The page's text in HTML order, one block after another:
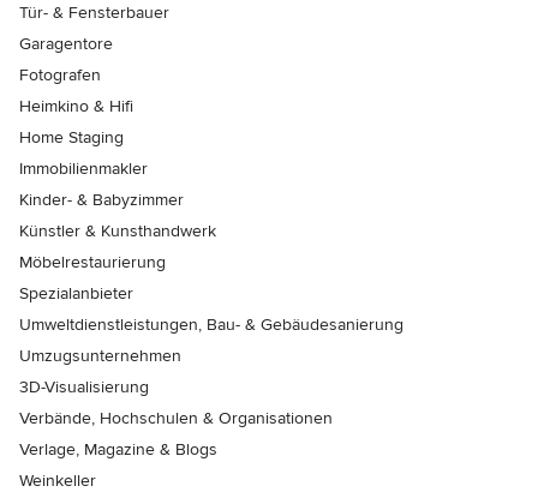
Tür- & Fensterbauer
Garagentore
Fotografen
Heimkino & Hifi
Home Staging
Immobilienmakler
Kinder- & Babyzimmer
Künstler & Kunsthandwerk
Möbelrestaurierung
Spezialanbieter
Umweltdienstleistungen, Bau- & Gebäudesanierung
Umzugsunternehmen
3D-Visualisierung
Verbände, Hochschulen & Organisationen
Verlage, Magazine & Blogs
Weinkeller